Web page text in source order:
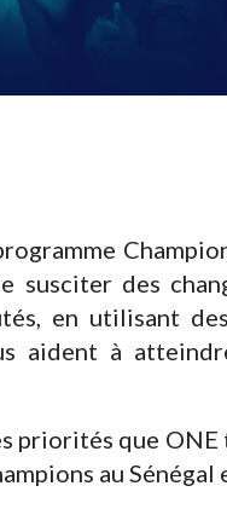
susciter des
en utilisant
aident à
priorités que
au Sénégal